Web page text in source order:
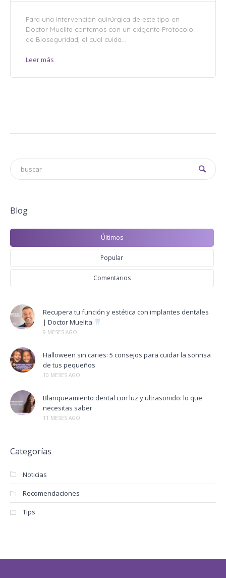
Para una intervención quirúrgica de este tipo en
Doctor Muelita contamos con un exigente Protocolo
de Bioseguridad, el cual cuida...
Leer más
Blog
Últimos
Popular
Comentarios
Recupera tu función y estética con implantes dentales
| Doctor Muelita
9 MESES AGO
Halloween sin caries: 5 consejos para cuidar la sonrisa
de tus pequeños
10 MESES AGO
Blanqueamiento dental con luz y ultrasonido: lo que
necesitas saber
11 MESES AGO
Categorías
Noticias
Recomendaciones
Tips